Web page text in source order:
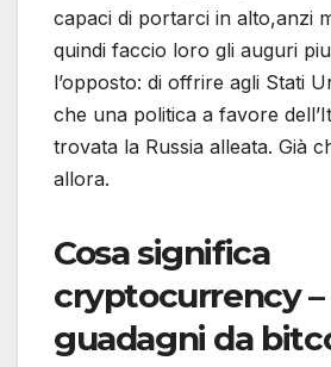
capaci di portarci in alto,anzi
quindi faccio loro gli auguri
l’opposto: di offrire agli Stati
che una politica a favore
trovata la Russia alleata. Già
allora.
Cosa significa
cryptocurrency –
guadagni da